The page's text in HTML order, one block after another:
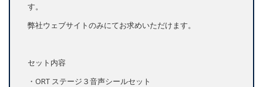
す。
弊社ウェブサイトのみにてお求めいただけます。
セット内容
・ORT ステージ３音声シールセット